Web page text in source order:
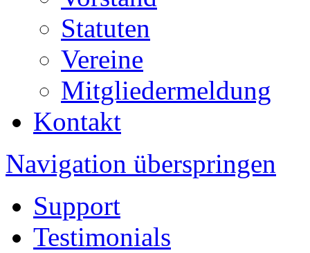
Statuten
Vereine
Mitgliedermeldung
Kontakt
Navigation überspringen
Support
Testimonials